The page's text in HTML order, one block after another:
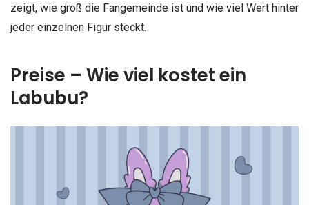
zeigt, wie groß die Fangemeinde ist und wie viel Wert hinter
jeder einzelnen Figur steckt.
Preise – Wie viel kostet ein
Labubu?